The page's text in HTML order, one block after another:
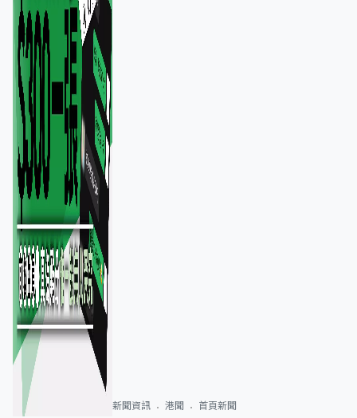
新聞資訊 港聞 首頁新聞